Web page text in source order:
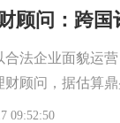
顾问：跨
合法企业面貌运
财顾问，据估算
09:52:50